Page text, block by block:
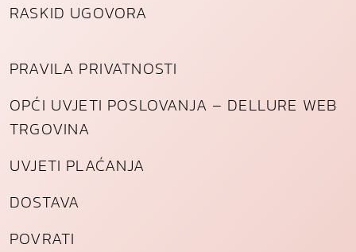
RASKID UGOVORA
PRAVILA PRIVATNOSTI
OPĆI UVJETI POSLOVANJA – DELLURE WEB
TRGOVINA
UVJETI PLAĆANJA
DOSTAVA
POVRATI